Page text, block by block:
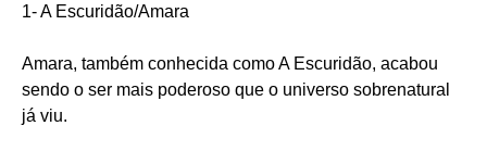
1- A Escuridão/Amara
Amara, também conhecida como A Escuridão, acabou
sendo o ser mais poderoso que o universo sobrenatural
já viu.